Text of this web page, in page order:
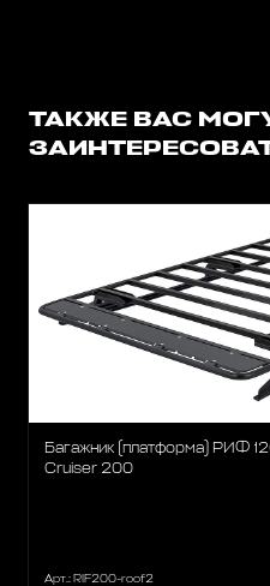
ТАКЖЕ ВАС
Багажник (платформа) РИФ
Cruiser 200
Арт.: RIF200-roof2